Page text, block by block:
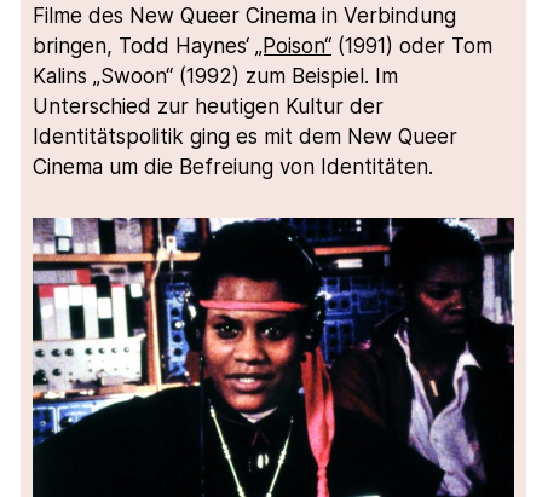
Filme des New Queer Cinema in Verbindung
bringen, Todd Haynes‘„Poison“ (1991) oder Tom
Kalins „Swoon“ (1992) zum Beispiel. Im
Unterschied zur heutigen Kultur der
Identitätspolitik ging es mit dem New Queer
Cinema um die Befreiung von Identitäten.